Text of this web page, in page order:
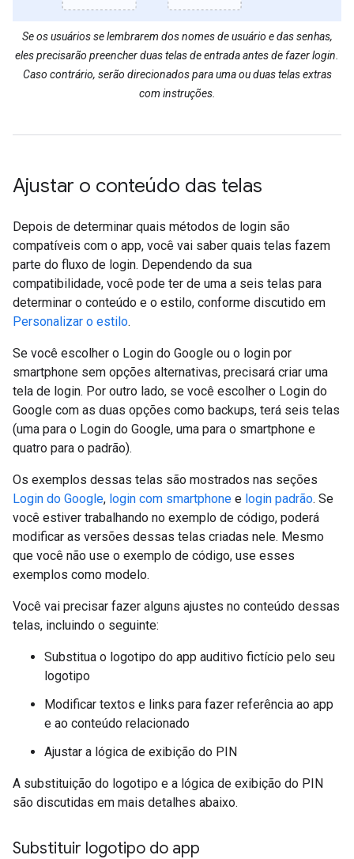
Se os usuários se lembrarem dos nomes de usuário e das senhas,
eles precisarão preencher duas telas de entrada antes de fazer login.
Caso contrário, serão direcionados para uma ou duas telas extras
com instruções.
Ajustar o conteúdo das telas
Depois de determinar quais métodos de login são
compatíveis com o app, você vai saber quais telas fazem
parte do fluxo de login. Dependendo da sua
compatibilidade, você pode ter de uma a seis telas para
determinar o conteúdo e o estilo, conforme discutido em
Personalizar o estilo.
Se você escolher o Login do Google ou o login por
smartphone sem opções alternativas, precisará criar uma
tela de login. Por outro lado, se você escolher o Login do
Google com as duas opções como backups, terá seis telas
(uma para o Login do Google, uma para o smartphone e
quatro para o padrão).
Os exemplos dessas telas são mostrados nas seções
Login do Google, login com smartphone e login padrão. Se
você estiver trabalhando no exemplo de código, poderá
modificar as versões dessas telas criadas nele. Mesmo
que você não use o exemplo de código, use esses
exemplos como modelo.
Você vai precisar fazer alguns ajustes no conteúdo dessas
telas, incluindo o seguinte:
Substitua o logotipo do app auditivo fictício pelo seu
logotipo
Modificar textos e links para fazer referência ao app
e ao conteúdo relacionado
Ajustar a lógica de exibição do PIN
A substituição do logotipo e a lógica de exibição do PIN
são discutidas em mais detalhes abaixo.
Substituir logotipo do app